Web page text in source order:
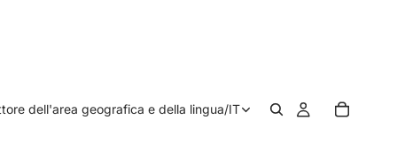
dell'area geografica e della lingua/IT